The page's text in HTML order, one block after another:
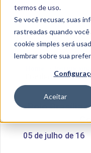
termos de uso.
Se você recusar, suas
rastreadas quando
cookie simples será
lembrar sobre sua
Aceitar
Brasília recebe
Polo Brasília
05 de julho de 16